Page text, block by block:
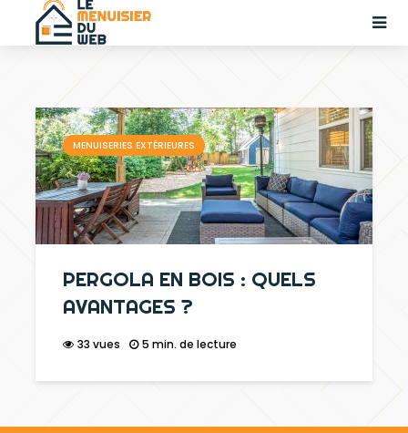
MENUISERIES EXTÉRIEURES
MENUISERIES EXTÉRIEURES
PERGOLA EN BOIS : QUELS
AVANTAGES ?
33 vues 5 min. de lecture